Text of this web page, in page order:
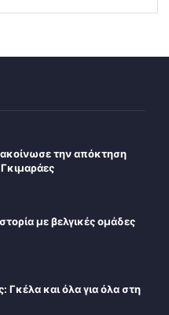
την απόκτηση
με βελγικές ομάδες
Γκέλα και όλα για όλα στη